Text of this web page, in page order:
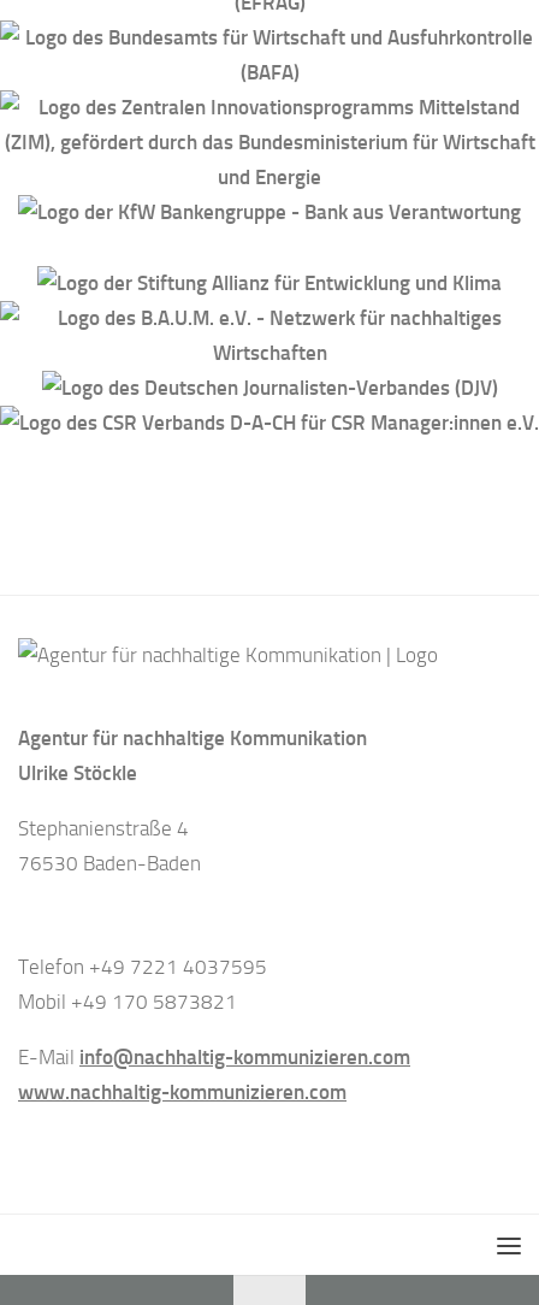
Agentur für nachhaltige Kommunikation
Ulrike Stöckle
Stephanienstraße 4
76530 Baden-Baden
Telefon +49 7221 4037595
Mobil +49 170 5873821
E-Mail info@nachhaltig-kommunizieren.com
www.nachhaltig-kommunizieren.com